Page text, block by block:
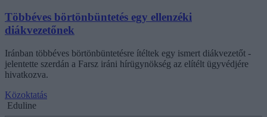
Többéves börtönbüntetés egy ellenzéki
diákvezetőnek
Iránban többéves börtönbüntetésre ítéltek egy ismert diákvezetőt -
jelentette szerdán a Farsz iráni hírügynökség az elítélt ügyvédjére
hivatkozva.
Közoktatás
Eduline